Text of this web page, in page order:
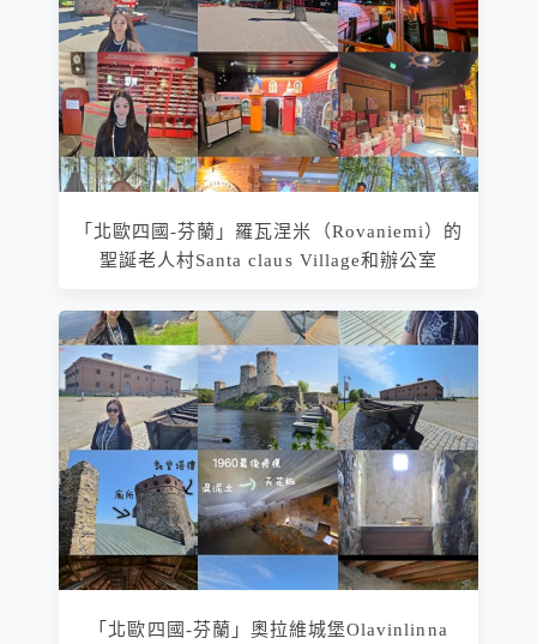
「北歐四國-芬蘭」羅瓦涅米（Rovaniemi）的
聖誕老人村Santa claus Village和辦公室
「北歐四國-芬蘭」奧拉維城堡Olavinlinna